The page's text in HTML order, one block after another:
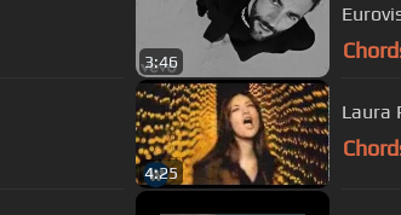
3:46
4:25
Laura